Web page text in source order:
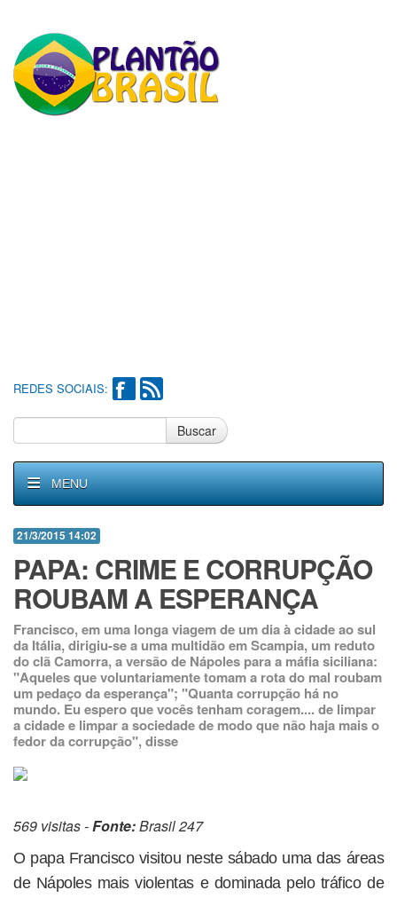
REDES SOCIAIS:
Buscar
MENU
21/3/2015 14:02
PAPA: CRIME E CORRUPÇÃO
ROUBAM A ESPERANÇA
Francisco, em uma longa viagem de um dia à cidade ao sul
da Itália, dirigiu-se a uma multidão em Scampia, um reduto
do clã Camorra, a versão de Nápoles para a máfia siciliana:
"Aqueles que voluntariamente tomam a rota do mal roubam
um pedaço da esperança"; "Quanta corrupção há no
mundo. Eu espero que vocês tenham coragem.... de limpar
a cidade e limpar a sociedade de modo que não haja mais o
fedor da corrupção", disse
569 visitas -Fonte:Brasil 247
O papa Francisco visitou neste sábado uma das áreas
de Nápoles mais violentas e dominada pelo tráfico de